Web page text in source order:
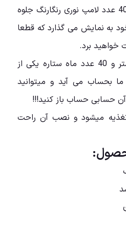
ریسه ماه ستاره خطی با 40 عدد لامپ نوری رنگارنگ جلوه
به نمایش می گذارد که قطعا
خواهید برد.
این محصول با طول 5 متر و 40 عدد ماه ستاره یکی از
بحساب می آید و میتوانید
حسابی حساب باز کنید!!!
میشود و نصب آن راحت